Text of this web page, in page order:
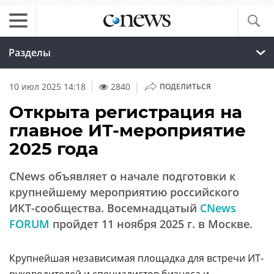
Разделы
10 июл 2025 14:18 2840 | ПОДЕЛИТЬСЯ
Открыта регистрация на
главное ИТ-мероприятие
2025 года
CNews объявляет о начале подготовки к
крупнейшему мероприятию российского
ИКТ-сообщества. Восемнадцатый CNews
FORUM пройдет 11 ноября 2025 г. в Москве.
Крупнейшая независимая площадка для встречи ИТ-